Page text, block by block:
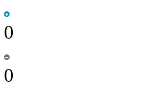
0
0